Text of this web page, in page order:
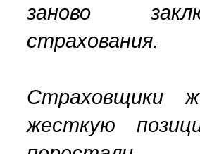
заново
страхования.
Страховщики
жесткую